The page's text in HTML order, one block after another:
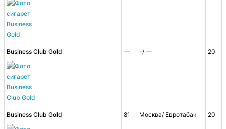
Business Club Gold — -/ — 20
Business Club Gold 81 Москва/ Евротабак 20